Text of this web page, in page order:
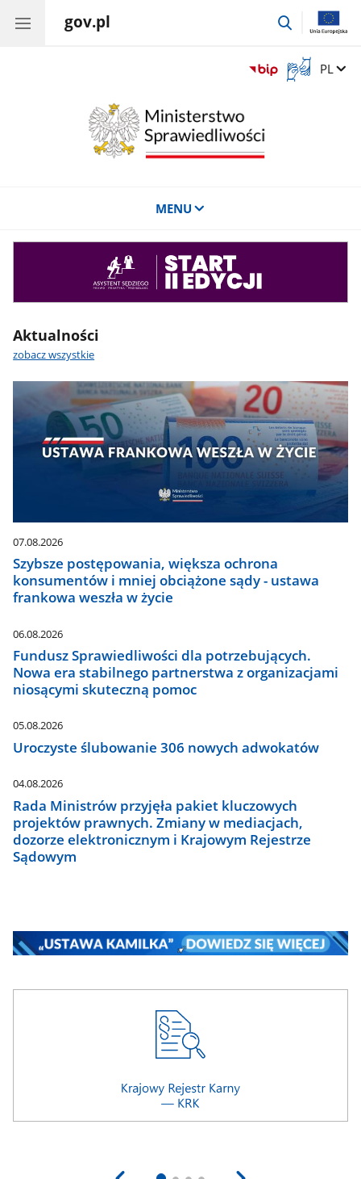
gov.pl
przejdź
Otwórz
okno
Zmień
PL
MENU
Aktualności
zobacz wszystkie
07.08.2026
Szybsze postępowania, większa ochrona
konsumentów i mniej obciążone sądy - ustawa
frankowa weszła w życie
06.08.2026
Fundusz Sprawiedliwości dla potrzebujących.
Nowa era stabilnego partnerstwa z organizacjami
niosącymi skuteczną pomoc
05.08.2026
Uroczyste ślubowanie 306 nowych adwokatów
04.08.2026
Rada Ministrów przyjęła pakiet kluczowych
projektów prawnych. Zmiany w mediacjach,
dozorze elektronicznym i Krajowym Rejestrze
Sądowym